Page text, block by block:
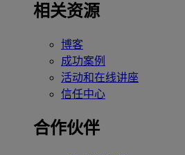
相关资源
博客
成功案例
活动和在线讲座
信任中心
合作伙伴